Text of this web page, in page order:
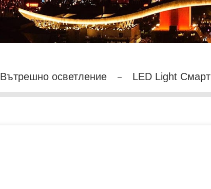
Вътрешно осветление LED Light Смарт